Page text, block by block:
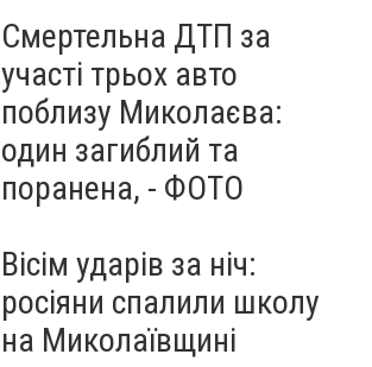
Смертельна ДТП за
участі трьох авто
поблизу Миколаєва:
один загиблий та
поранена, - ФОТО
Вісім ударів за ніч:
росіяни спалили школу
на Миколаївщині